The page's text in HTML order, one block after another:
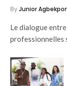
ByJunior
Le dialogue
professionnelles